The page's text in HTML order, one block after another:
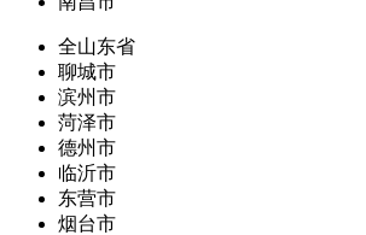
全山东省
聊城市
滨州市
菏泽市
德州市
临沂市
东营市
烟台市